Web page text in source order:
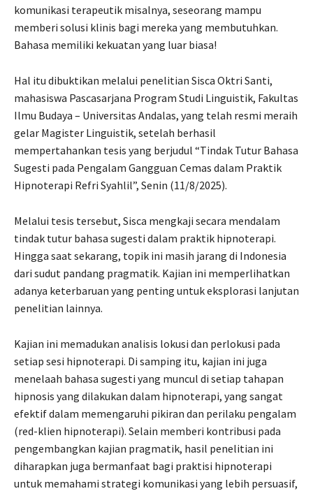
komunikasi terapeutik misalnya, seseorang mampu
memberi solusi klinis bagi mereka yang membutuhkan.
Bahasa memiliki kekuatan yang luar biasa!
Hal itu dibuktikan melalui penelitian Sisca Oktri Santi,
mahasiswa Pascasarjana Program Studi Linguistik, Fakultas
Ilmu Budaya – Universitas Andalas, yang telah resmi meraih
gelar Magister Linguistik, setelah berhasil
mempertahankan tesis yang berjudul “Tindak Tutur Bahasa
Sugesti pada Pengalam Gangguan Cemas dalam Praktik
Hipnoterapi Refri Syahlil”, Senin (11/8/2025).
Melalui tesis tersebut, Sisca mengkaji secara mendalam
tindak tutur bahasa sugesti dalam praktik hipnoterapi.
Hingga saat sekarang, topik ini masih jarang di Indonesia
dari sudut pandang pragmatik. Kajian ini memperlihatkan
adanya keterbaruan yang penting untuk eksplorasi lanjutan
penelitian lainnya.
Kajian ini memadukan analisis lokusi dan perlokusi pada
setiap sesi hipnoterapi. Di samping itu, kajian ini juga
menelaah bahasa sugesti yang muncul di setiap tahapan
hipnosis yang dilakukan dalam hipnoterapi, yang sangat
efektif dalam memengaruhi pikiran dan perilaku pengalam
(red-klien hipnoterapi). Selain memberi kontribusi pada
pengembangkan kajian pragmatik, hasil penelitian ini
diharapkan juga bermanfaat bagi praktisi hipnoterapi
untuk memahami strategi komunikasi yang lebih persuasif,